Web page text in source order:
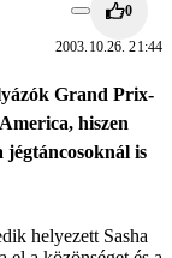
0
2003.10.26. 21:44
Grand Prix-
hiszen
jégtáncosoknál is
helyezett Sasha